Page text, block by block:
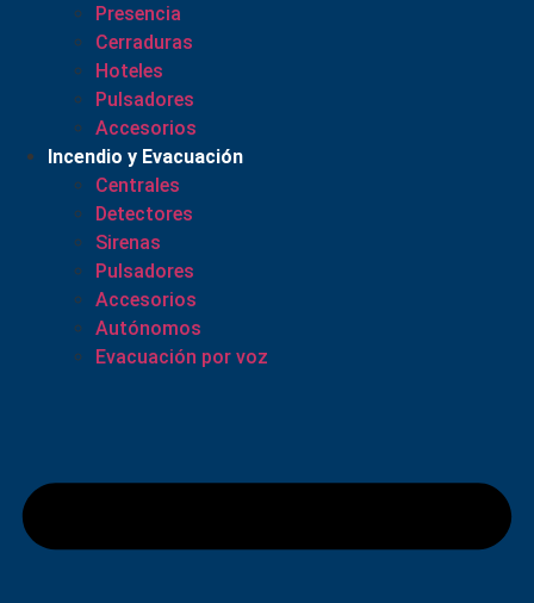
Presencia
Cerraduras
Hoteles
Pulsadores
Accesorios
Incendio y Evacuación
Centrales
Detectores
Sirenas
Pulsadores
Accesorios
Autónomos
Evacuación por voz